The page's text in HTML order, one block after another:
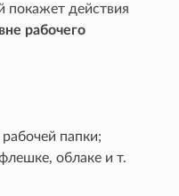
покажет действия
вне рабочего
папки;
облаке и т.